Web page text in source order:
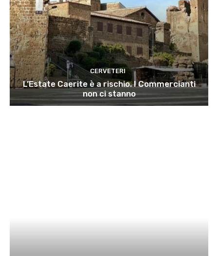
CERVETERI
L’Estate Caerite è a rischio. I Commercianti
non ci stanno